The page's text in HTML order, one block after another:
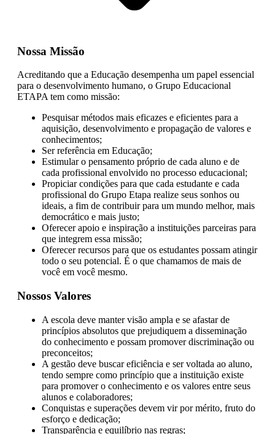
Nossa Missão
Acreditando que a Educação desempenha um papel essencial
para o desenvolvimento humano, o Grupo Educacional
ETAPA tem como missão:
Pesquisar métodos mais eficazes e eficientes para a
aquisição, desenvolvimento e propagação de valores e
conhecimentos;
Ser referência em Educação;
Estimular o pensamento próprio de cada aluno e de
cada profissional envolvido no processo educacional;
Propiciar condições para que cada estudante e cada
profissional do Grupo Etapa realize seus sonhos ou
ideais, a fim de contribuir para um mundo melhor, mais
democrático e mais justo;
Oferecer apoio e inspiração a instituições parceiras para
que integrem essa missão;
Oferecer recursos para que os estudantes possam atingir
todo o seu potencial. É o que chamamos de mais de
você em você mesmo.
Nossos Valores
A escola deve manter visão ampla e se afastar de
princípios absolutos que prejudiquem a disseminação
do conhecimento e possam promover discriminação ou
preconceitos;
A gestão deve buscar eficiência e ser voltada ao aluno,
tendo sempre como princípio que a instituição existe
para promover o conhecimento e os valores entre seus
alunos e colaboradores;
Conquistas e superações devem vir por mérito, fruto do
esforço e dedicação;
Transparência e equilíbrio nas regras;